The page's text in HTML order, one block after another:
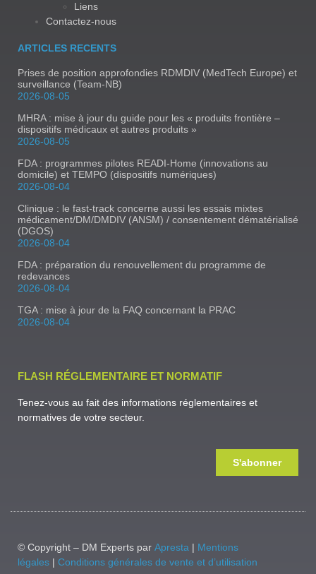
Liens
Contactez-nous
ARTICLES RECENTS
Prises de position approfondies RDMDIV (MedTech Europe) et
surveillance (Team-NB)
2026-08-05
MHRA : mise à jour du guide pour les « produits frontière –
dispositifs médicaux et autres produits »
2026-08-05
FDA : programmes pilotes READI-Home (innovations au
domicile) et TEMPO (dispositifs numériques)
2026-08-04
Clinique : le fast-track concerne aussi les essais mixtes
médicament/DM/DMDIV (ANSM) / consentement dématérialisé
(DGOS)
2026-08-04
FDA : préparation du renouvellement du programme de
redevances
2026-08-04
TGA : mise à jour de la FAQ concernant la PRAC
2026-08-04
FLASH RÉGLEMENTAIRE ET NORMATIF
Tenez-vous au fait des informations réglementaires et
normatives de votre secteur.
S'abonner
© Copyright – DM Experts par Apresta | Mentions
légales | Conditions générales de vente et d’utilisation